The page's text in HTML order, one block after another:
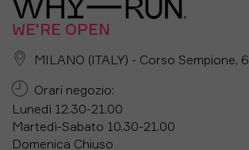
WE'RE OPEN
MILANO (ITALY) - Corso Sempione, 6
Orari negozio:
Lunedì 12.30-21.00
Martedì-Sabato 10.30-21.00
Domenica Chiuso